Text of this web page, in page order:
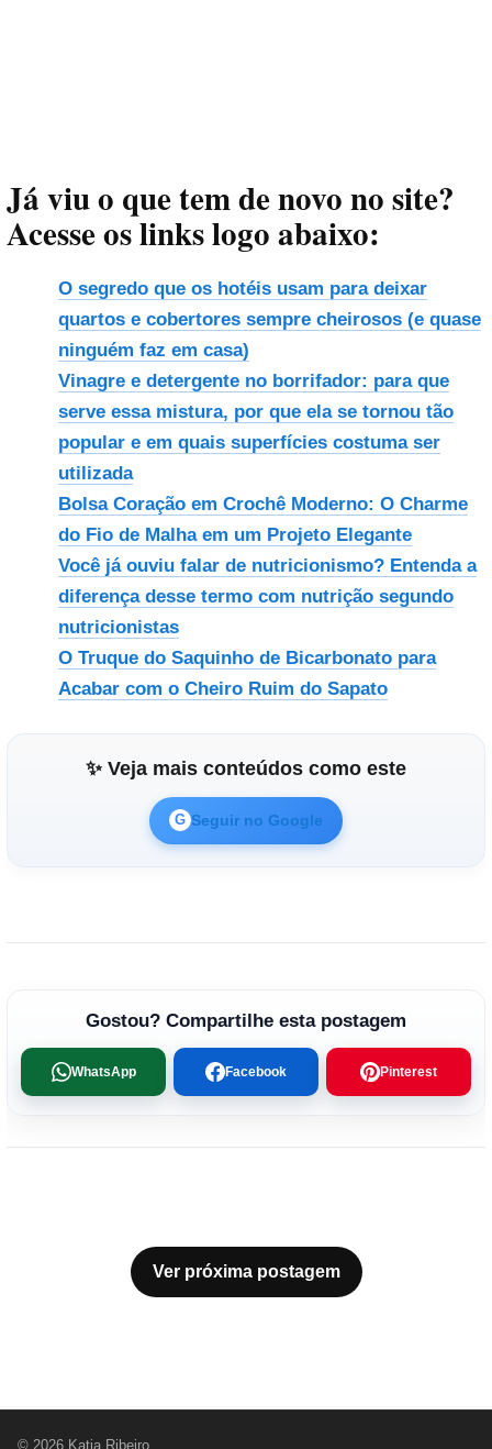
Já viu o que tem de novo no site?
Acesse os links logo abaixo:
O segredo que os hotéis usam para deixar
quartos e cobertores sempre cheirosos (e quase
ninguém faz em casa)
Vinagre e detergente no borrifador: para que
serve essa mistura, por que ela se tornou tão
popular e em quais superfícies costuma ser
utilizada
Bolsa Coração em Crochê Moderno: O Charme
do Fio de Malha em um Projeto Elegante
Você já ouviu falar de nutricionismo? Entenda a
diferença desse termo com nutrição segundo
nutricionistas
O Truque do Saquinho de Bicarbonato para
Acabar com o Cheiro Ruim do Sapato
✨ Veja mais conteúdos como este
G Seguir no Google
Gostou? Compartilhe esta postagem
WhatsApp Facebook Pinterest
Ver próxima postagem
© 2026 Katia Ribeiro